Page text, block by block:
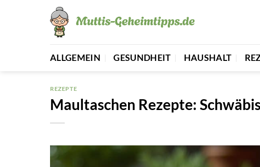
ALLGEMEIN GESUNDHEIT HAUSHALT
REZEPTE
Maultaschen Rezepte: